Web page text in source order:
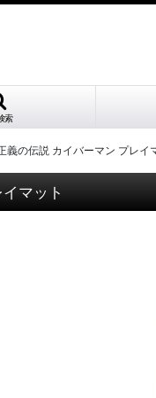
索
義の伝説 カイバーマン プレイ
マット